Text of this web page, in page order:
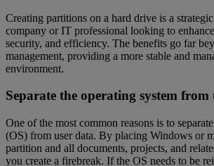
Creating partitions on a hard drive is a
company or IT professional looking to
security, and efficiency. The benefits go far
management, providing a more stable and
environment.
Separate the operating system from
One of the most common reasons is to
(OS) from user data. By placing Windows or
partition and all documents, projects, and
you create a firebreak. If the OS needs to be